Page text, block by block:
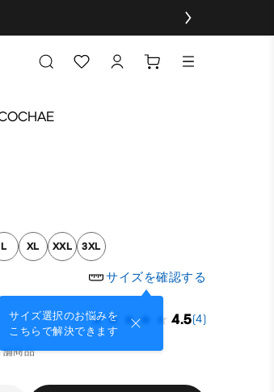
L XL XXL 3XL
サイズを確認する
サイズ選択のお悩みを
こちらで解決できます
4.5(4)
商品